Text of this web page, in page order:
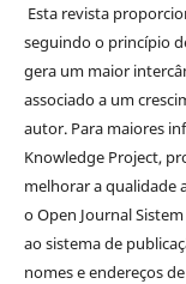
Esta revista
seguindo o princípio
gera um maior
associado a um
autor. Para maiores
Knowledge Project,
melhorar a qualidade
o Open Journal
ao sistema de
nomes e endereços